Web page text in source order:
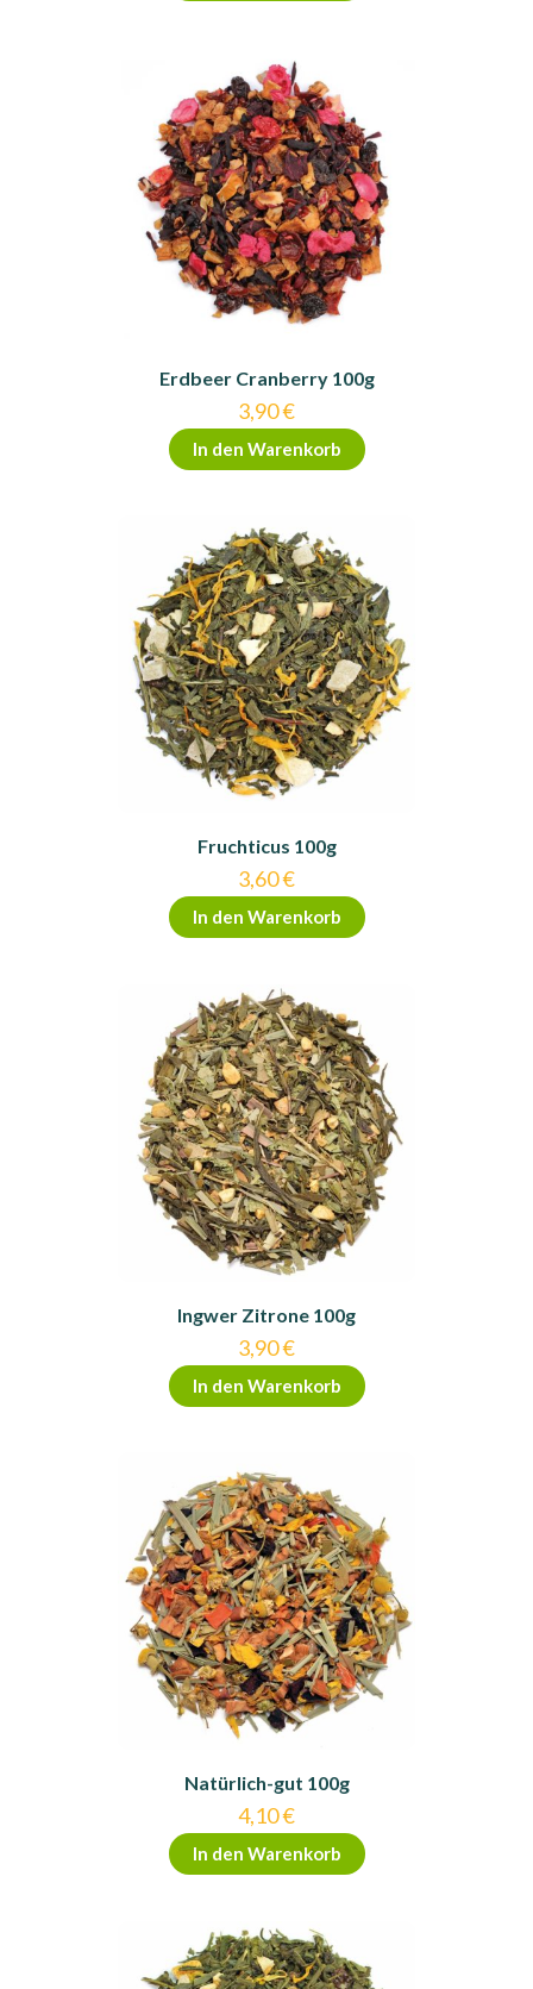
Erdbeer Cranberry 100g
3,90€
In den Warenkorb
Fruchticus 100g
3,60€
In den Warenkorb
Ingwer Zitrone 100g
3,90€
In den Warenkorb
Natürlich-gut 100g
4,10€
In den Warenkorb